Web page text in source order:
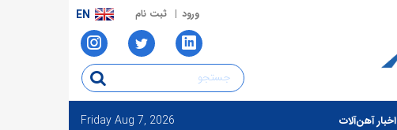
ورود ثبت نام EN
اخبار آهن‌آلات FridayAug 7, 2026